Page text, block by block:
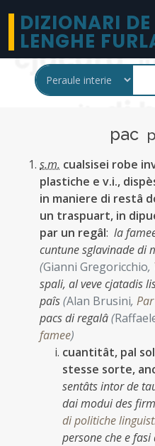
DIZIONARI DE
LENGHE
pac
s.m. cualsisei robe
plastiche e v.i.,
in maniere di restâ
un traspuart, in
par un regâl: la
cuntune sglavinade di
(Gianni Gregoricchio,
spali, al veve cjatadis
paîs(Alan Brusini,
pacs di regalâ(
famee)
cuantitât, pal
stesse sorte,
sentâts intor de
dai modui des
di politiche
persone che e